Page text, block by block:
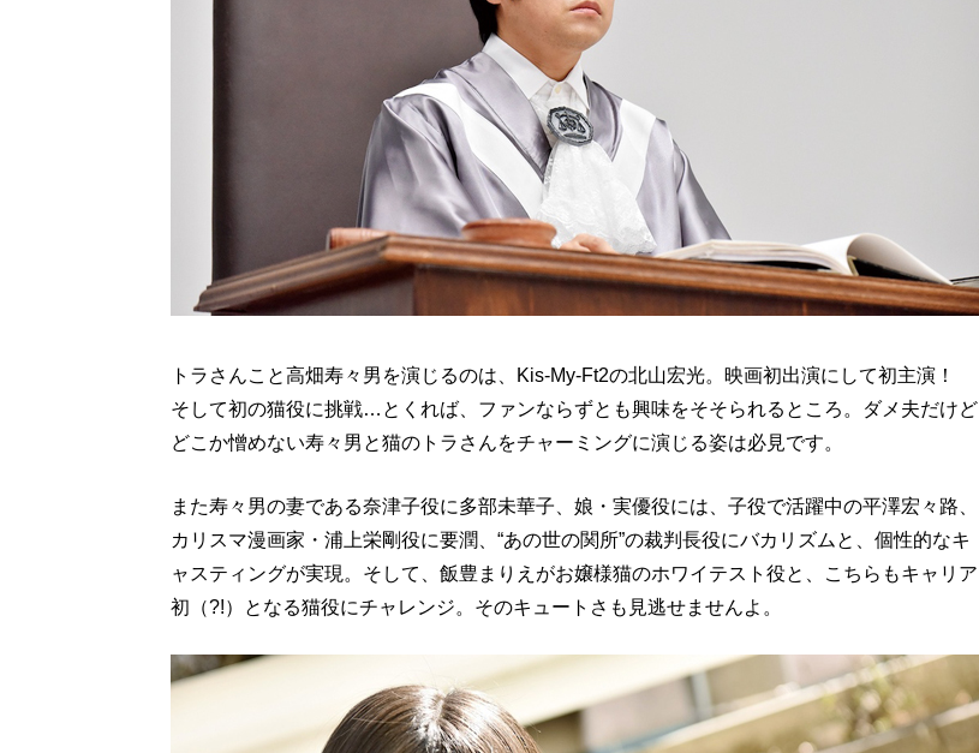
トラさんこと高畑寿々男を演じるのは、Kis-My-Ft2の北山宏光。映画初出演にして初主演！
そして初の猫役に挑戦…とくれば、ファンならずとも興味をそそられるところ。ダメ夫だけど
どこか憎めない寿々男と猫のトラさんをチャーミングに演じる姿は必見です。
また寿々男の妻である奈津子役に多部未華子、娘・実優役には、子役で活躍中の平澤宏々路、
カリスマ漫画家・浦上栄剛役に要潤、“あの世の関所”の裁判長役にバカリズムと、個性的なキ
ャスティングが実現。そして、飯豊まりえがお嬢様猫のホワイテスト役と、こちらもキャリア
初（?!）となる猫役にチャレンジ。そのキュートさも見逃せませんよ。